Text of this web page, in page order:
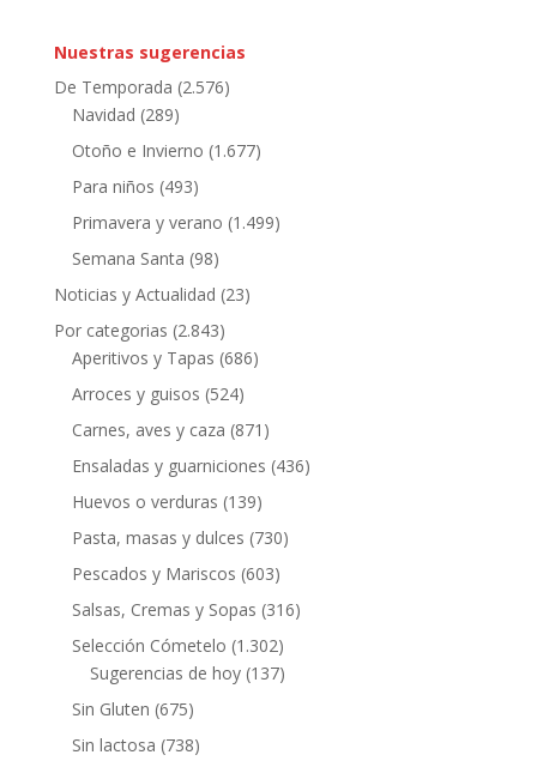
Nuestras sugerencias
De Temporada (2.576)
Navidad (289)
Otoño e Invierno (1.677)
Para niños (493)
Primavera y verano (1.499)
Semana Santa (98)
Noticias y Actualidad (23)
Por categorias (2.843)
Aperitivos y Tapas (686)
Arroces y guisos (524)
Carnes, aves y caza (871)
Ensaladas y guarniciones (436)
Huevos o verduras (139)
Pasta, masas y dulces (730)
Pescados y Mariscos (603)
Salsas, Cremas y Sopas (316)
Selección Cómetelo (1.302)
Sugerencias de hoy(137)
Sin Gluten (675)
Sin lactosa (738)